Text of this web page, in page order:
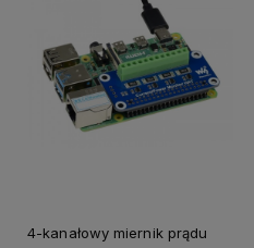
4-kanałowy miernik prądu